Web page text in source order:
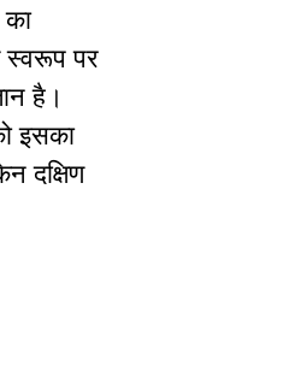
स्वरूप पर
है।
इसका
दक्षिण